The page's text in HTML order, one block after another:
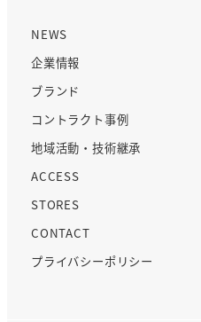
NEWS
企業情報
ブランド
コントラクト事例
地域活動・技術継承
ACCESS
STORES
CONTACT
プライバシーポリシー